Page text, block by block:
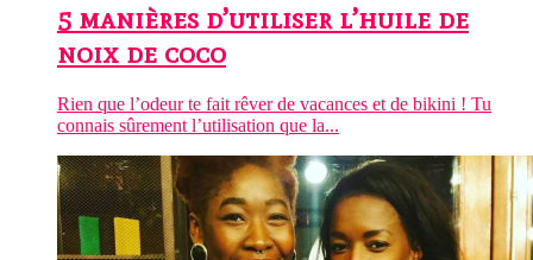
5 manières d’utiliser l’huile de
noix de coco
Rien que l’odeur te fait rêver de vacances et de bikini ! Tu
connais sûrement l’utilisation que la...